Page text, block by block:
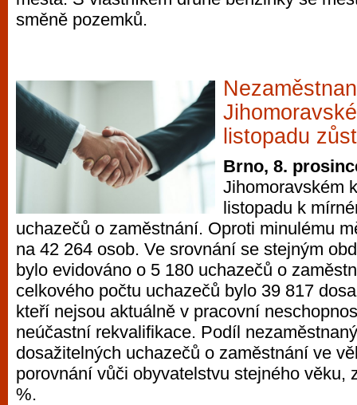
směně pozemků.
listopadu
Brno, 8.
Jihomoravském
listopadu k
uchazečů o zaměstnání. Oproti minulému
na 42 264 osob. Ve srovnání se stejným
bylo evidováno o 5 180 uchazečů o
celkového počtu uchazečů bylo 39 817
kteří nejsou aktuálně v pracovní
neúčastní rekvalifikace. Podíl
dosažitelných uchazečů o zaměstnání ve
porovnání vůči obyvatelstvu stejného věku,
%.